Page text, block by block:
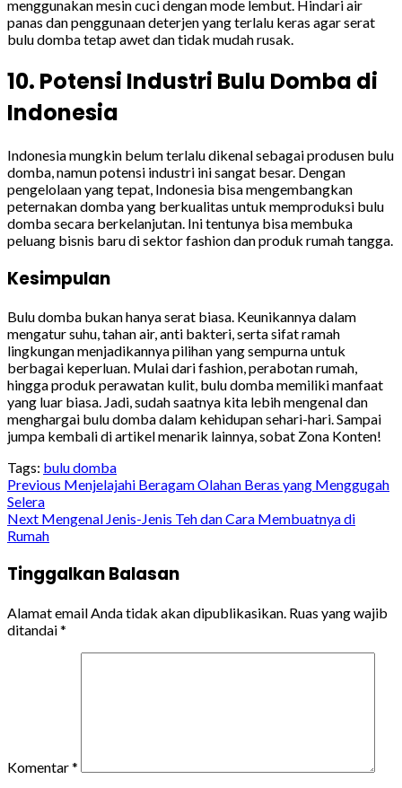
menggunakan mesin cuci dengan mode lembut. Hindari air
panas dan penggunaan deterjen yang terlalu keras agar serat
bulu domba tetap awet dan tidak mudah rusak.
10. Potensi Industri Bulu Domba di
Indonesia
Indonesia mungkin belum terlalu dikenal sebagai produsen bulu
domba, namun potensi industri ini sangat besar. Dengan
pengelolaan yang tepat, Indonesia bisa mengembangkan
peternakan domba yang berkualitas untuk memproduksi bulu
domba secara berkelanjutan. Ini tentunya bisa membuka
peluang bisnis baru di sektor fashion dan produk rumah tangga.
Kesimpulan
Bulu domba bukan hanya serat biasa. Keunikannya dalam
mengatur suhu, tahan air, anti bakteri, serta sifat ramah
lingkungan menjadikannya pilihan yang sempurna untuk
berbagai keperluan. Mulai dari fashion, perabotan rumah,
hingga produk perawatan kulit, bulu domba memiliki manfaat
yang luar biasa. Jadi, sudah saatnya kita lebih mengenal dan
menghargai bulu domba dalam kehidupan sehari-hari. Sampai
jumpa kembali di artikel menarik lainnya, sobat Zona Konten!
Tags: bulu domba
Continue
Reading
Previous Menjelajahi Beragam Olahan Beras yang Menggugah
Selera
Next Mengenal Jenis-Jenis Teh dan Cara Membuatnya di
Rumah
Tinggalkan Balasan
Alamat email Anda tidak akan dipublikasikan. Ruas yang wajib
ditandai*
Komentar*